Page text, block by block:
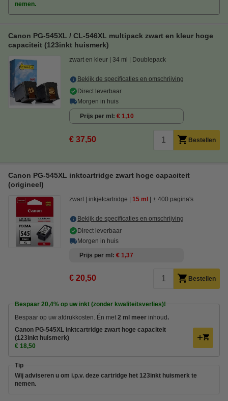
nemen.
Canon PG-545XL / CL-546XL multipack zwart en kleur hoge
capaciteit (123inkt huismerk)
zwart en kleur 34 ml Doublepack
Bekijk de specificaties en omschrijving
Direct leverbaar
Morgen in huis
Prijs per ml € 1,10
€ 37,50 Bestellen
Canon PG-545XL inktcartridge zwart hoge capaciteit
(origineel)
zwart inkjetcartridge 15 ml ± 400 pagina's
Bekijk de specificaties en omschrijving
Direct leverbaar
Morgen in huis
Prijs per ml € 1,37
€ 20,50 Bestellen
Bespaar 20,4% op uw inkt (zonder kwaliteitsverlies)!
Bespaar op uw afdrukkosten. Én met 2 ml meer inhoud.
Canon PG-545XL inktcartridge zwart hoge capaciteit
(123inkt huismerk)
€ 18,50
Tip
Wij adviseren u om i.p.v. deze cartridge het 123inkt huismerk te
nemen.